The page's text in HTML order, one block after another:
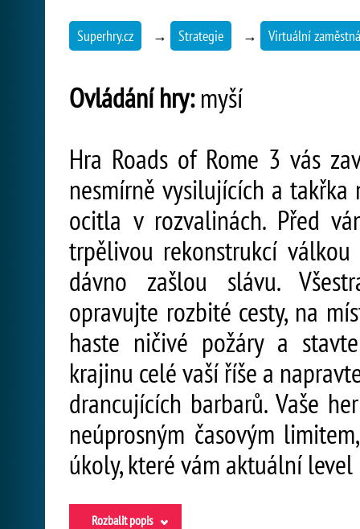
Superhry.cz → Strategie → Virtuální
Ovládání hry:myší
Hra Roads of Rome 3 vás
nesmírně vysilujících a takřka
ocitla v rozvalinách. Před
trpělivou rekonstrukcí
dávno zašlou slávu.
opravujte rozbité cesty, na
haste ničivé požáry a
krajinu celé vaší říše a
drancujících barbarů. Vaše
neúprosným časovým
úkoly, které vám aktuální
Rozbalit popis